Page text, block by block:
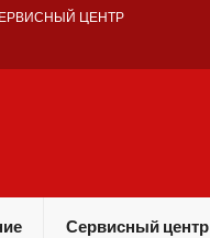
ЦЕНТР
Сервисный центр